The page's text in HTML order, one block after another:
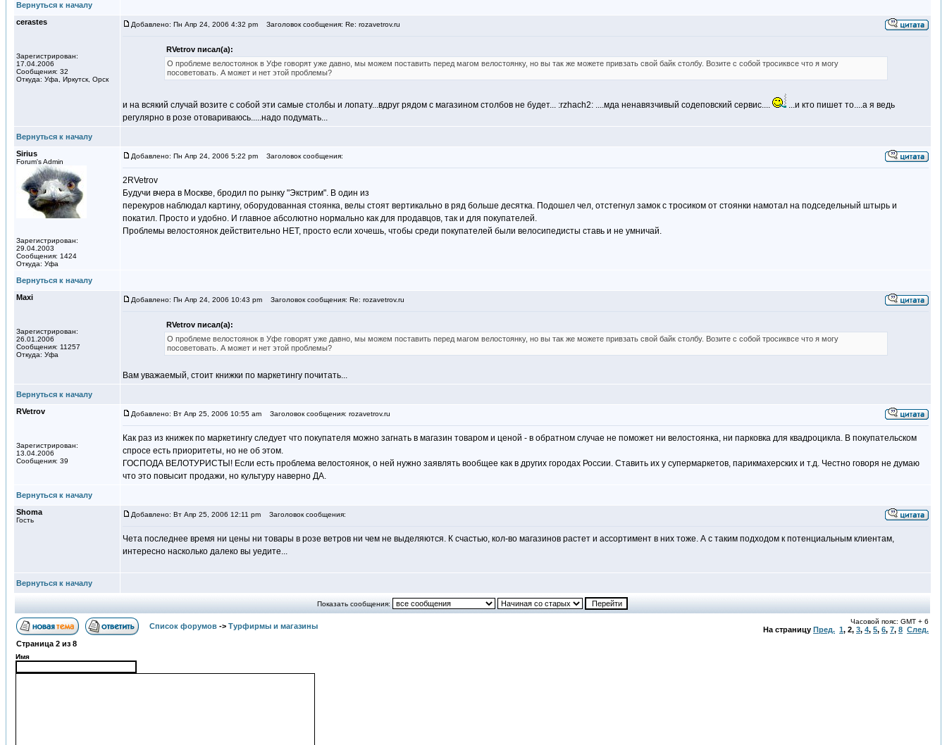
Вернуться к началу
cerastes
Зарегистрирован:
17.04.2006
Сообщения: 32
Откуда: Уфа, Иркутск, Орск
Добавлено: Пн Апр 24, 2006 4:32 pm Заголовок сообщения: Re: rozavetrov.ru
RVetrov писал(а):
О проблеме велостоянок в Уфе говорят уже давно, мы можем поставить перед магом велостоянку, но вы так же можете привзать свой байк столбу. Возите с собой тросиквсе что я могу
посоветовать. А может и нет этой проблемы?
и на всякий случай возите с собой эти самые столбы и лопату...вдруг рядом с магазином столбов не будет... :rzhach2: ....мда ненавязчивый содеповский сервис....
...и кто пишет то....а я ведь
регулярно в розе отовариваюсь.....надо подумать...
Вернуться к началу
Sirius
Forum's Admin
Зарегистрирован:
29.04.2003
Сообщения: 1424
Откуда: Уфа
Добавлено: Пн Апр 24, 2006 5:22 pm Заголовок сообщения:
2RVetrov
Будучи вчера в Москве, бродил по рынку "Экстрим". В один из
перекуров наблюдал картину, оборудованная стоянка, велы стоят вертикально в ряд больше десятка. Подошел чел, отстегнул замок с тросиком от стоянки намотал на подседельный штырь и
покатил. Просто и удобно. И главное абсолютно нормально как для продавцов, так и для покупателей.
Проблемы велостоянок действительно НЕТ, просто если хочешь, чтобы среди покупателей были велосипедисты ставь и не умничай.
Вернуться к началу
Maxi
Зарегистрирован:
26.01.2006
Сообщения: 11257
Откуда: Уфа
Добавлено: Пн Апр 24, 2006 10:43 pm Заголовок сообщения: Re: rozavetrov.ru
RVetrov писал(а):
О проблеме велостоянок в Уфе говорят уже давно, мы можем поставить перед магом велостоянку, но вы так же можете привзать свой байк столбу. Возите с собой тросиквсе что я могу
посоветовать. А может и нет этой проблемы?
Вам уважаемый, стоит книжки по маркетингу почитать...
Вернуться к началу
RVetrov
Зарегистрирован:
13.04.2006
Сообщения: 39
Добавлено: Вт Апр 25, 2006 10:55 am Заголовок сообщения: rozavetrov.ru
Как раз из книжек по маркетингу следует что покупателя можно загнать в магазин товаром и ценой - в обратном случае не поможет ни велостоянка, ни парковка для квадроцикла. В покупательском
спросе есть приоритеты, но не об этом.
ГОСПОДА ВЕЛОТУРИСТЫ! Если есть проблема велостоянок, о ней нужно заявлять вообщее как в других городах России. Ставить их у супермаркетов, парикмахерских и т.д. Честно говоря не думаю
что это повысит продажи, но культуру наверно ДА.
Вернуться к началу
Shoma
Гость
Добавлено: Вт Апр 25, 2006 12:11 pm Заголовок сообщения:
Чета последнее время ни цены ни товары в розе ветров ни чем не выделяются. К счастью, кол-во магазинов растет и ассортимент в них тоже. А с таким подходом к потенциальным клиентам,
интересно насколько далеко вы уедите...
Вернуться к началу
Показать сообщения:
Список форумов -> Турфирмы и магазины
Часовой пояс: GMT + 6
На страницу Пред. 1, 2, 3, 4, 5, 6, 7, 8 След.
Страница 2 из 8
Имя